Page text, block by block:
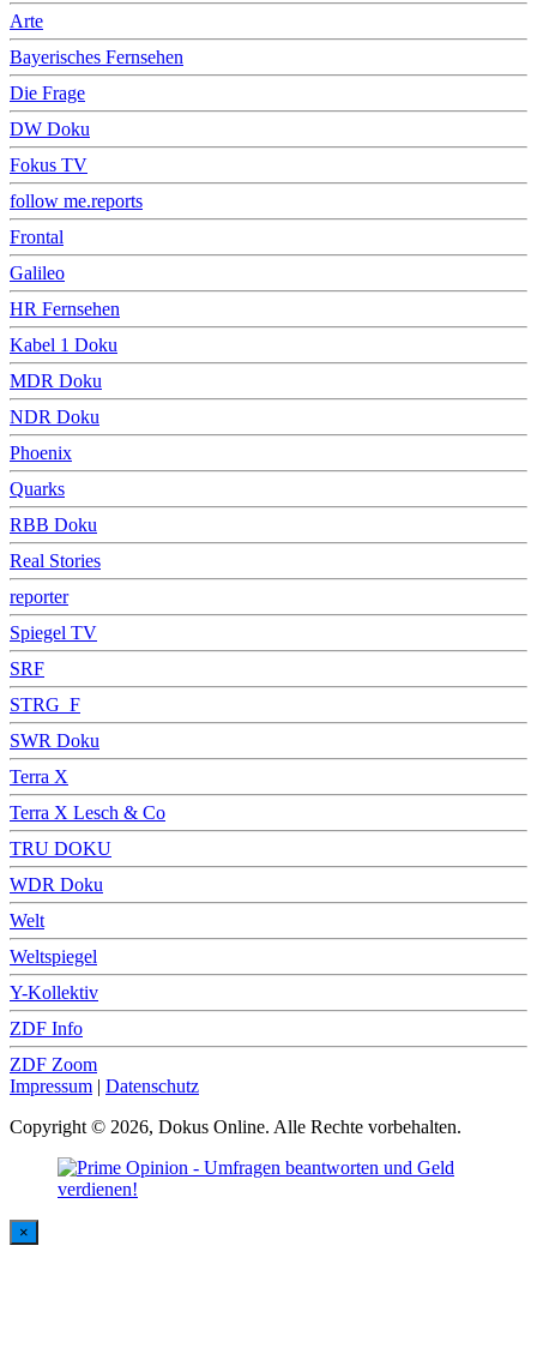
Arte
Bayerisches Fernsehen
Die Frage
DW Doku
Fokus TV
follow me.reports
Frontal
Galileo
HR Fernsehen
Kabel 1 Doku
MDR Doku
NDR Doku
Phoenix
Quarks
RBB Doku
Real Stories
reporter
Spiegel TV
SRF
STRG_F
SWR Doku
Terra X
Terra X Lesch & Co
TRU DOKU
WDR Doku
Welt
Weltspiegel
Y-Kollektiv
ZDF Info
ZDF Zoom
Impressum | Datenschutz
Copyright © 2026, Dokus Online. Alle Rechte vorbehalten.
×